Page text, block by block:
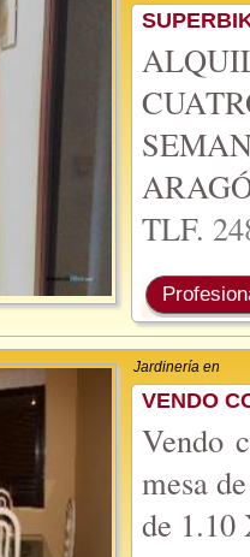
TLF.
Jardinería en
VENDO
Vendo
mesa
de 1.10